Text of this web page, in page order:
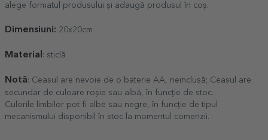
alege formatul produsului și adaugă produsul în coș.
Dimensiuni: 20x20cm
Material : sticlă
Notă: Ceasul are nevoie de o baterie AA, neinclusă; Ceasul are
secundar de culoare roșie sau albă, în funcție de stoc.
Culorile limbilor pot fi albe sau negre, în funcție de tipul
mecanismului disponibil în stoc la momentul comenzii.